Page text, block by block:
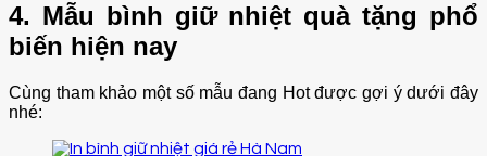
4. Mẫu bình giữ nhiệt quà tặng phổ
biến hiện nay
Cùng tham khảo một số mẫu đang Hot được gợi ý dưới đây
nhé: